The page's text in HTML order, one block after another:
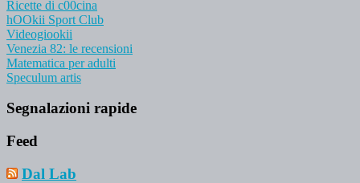
Ricette di c00cina
hOOkii Sport Club
Videogiookii
Venezia 82: le recensioni
Matematica per adulti
Speculum artis
Segnalazioni rapide
Feed
Dal Lab